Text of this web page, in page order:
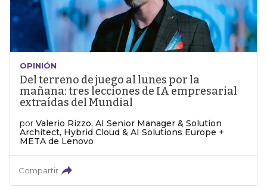
OPINIÓN
Del terreno de juego al lunes por la
mañana: tres lecciones de IA empresarial
extraídas del Mundial
por Valerio Rizzo, AI Senior Manager & Solution
Architect, Hybrid Cloud & AI Solutions Europe +
META de Lenovo
Compartir